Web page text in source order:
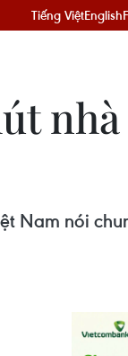
Tiếng ViệtEnglish
Nam nói